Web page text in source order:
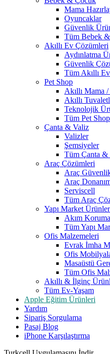
Mama
Oyuncaklar
Güvenlik
Tüm Bebek
Akıllı Ev Çözümleri
Aydınlatma
Güvenlik
Tüm Akıllı
Pet Shop
Akıllı Mama
Akıllı
Teknolojik
Tüm Pet Shop
Çanta & Valiz
Valizler
Şemsiyeler
Tüm Çanta &
Araç Çözümleri
Araç
Araç
Serviscell
Tüm Araç
Yapı Market
Akım
Tüm Yapı
Ofis Malzemeleri
Evrak İmha
Ofis
Masaüstü
Tüm Ofis
Akıllı & İlginç
Tüm Ev-Yaşam
Apple Eğitim Ürünleri
Yardım
Sipariş Sorgulama
Pasaj Blog
iPhone Karşılaştırma